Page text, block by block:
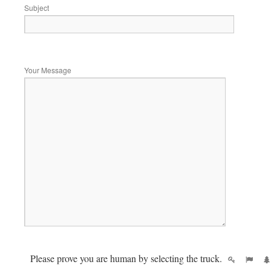
Subject
Your Message
Please prove you are human by selecting thetruck.